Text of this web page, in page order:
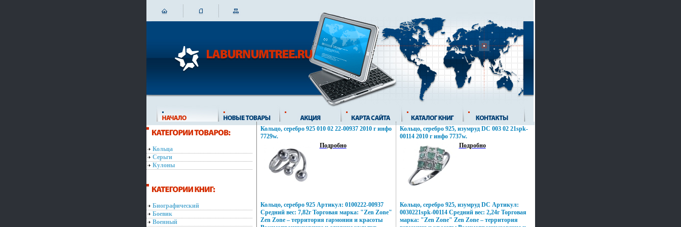
Кольца
Серьги
Кулоны
Биографический
Боевик
Военный
Кольцо, серебро 925 010 02 22-00937 2010 г инфо
7729w.
Подробно
Кольцо, серебро 925 Артикул: 0100222-00937
Средний вес: 7,82г Торговая марка: "Zen Zone"
Zen Zone – территория гармонии и красоты
Кольцо, серебро 925, изумруд DC 003 02 21spk-
00114 2010 г инфо 7737w.
Подробно
Кольцо, серебро 925, изумруд DC Артикул:
0030221spk-00114 Средний вес: 2,24г Торговая
марка: "Zen Zone" Zen Zone – территория